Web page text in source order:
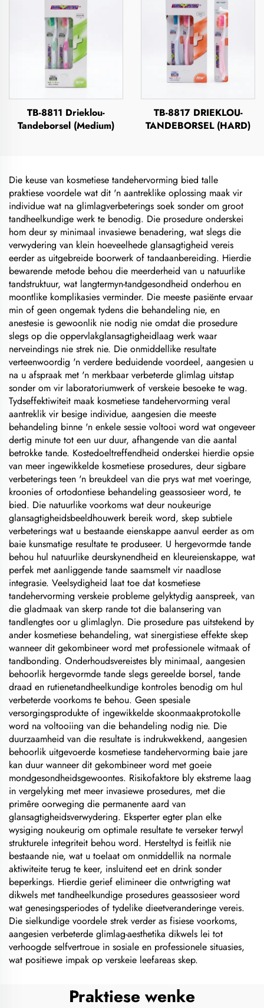
TB-8811 Drieklou-
Tandeborsel (Medium)
TB-8817 DRIEKLOU-
TANDEBORSEL (HARD)
Die keuse van kosmetiese tandehervorming bied talle
praktiese voordele wat dit 'n aantreklike oplossing maak vir
individue wat na glimlagverbeterings soek sonder om groot
tandheelkundige werk te benodig. Die prosedure onderskei
hom deur sy minimaal invasiewe benadering, wat slegs die
verwydering van klein hoeveelhede glansagtigheid vereis
eerder as uitgebreide boorwerk of tandaanbereiding. Hierdie
bewarende metode behou die meerderheid van u natuurlike
tandstruktuur, wat langtermyn-tandgesondheid onderhou en
moontlike komplikasies verminder. Die meeste pasiënte ervaar
min of geen ongemak tydens die behandeling nie, en
anestesie is gewoonlik nie nodig nie omdat die prosedure
slegs op die oppervlakglansagtigheidlaag werk waar
nerveindings nie strek nie. Die onmiddellike resultate
verteenwoordig 'n verdere beduidende voordeel, aangesien u
na u afspraak met 'n merkbaar verbeterde glimlag uitstap
sonder om vir laboratoriumwerk of verskeie besoeke te wag.
Tydseffektiwiteit maak kosmetiese tandehervorming veral
aantreklik vir besige individue, aangesien die meeste
behandeling binne 'n enkele sessie voltooi word wat ongeveer
dertig minute tot een uur duur, afhangende van die aantal
betrokke tande. Kostedoeltreffendheid onderskei hierdie opsie
van meer ingewikkelde kosmetiese prosedures, deur sigbare
verbeterings teen 'n breukdeel van die prys wat met voeringe,
kroonies of ortodontiese behandeling geassosieer word, te
bied. Die natuurlike voorkoms wat deur noukeurige
glansagtigheidsbeeldhouwerk bereik word, skep subtiele
verbeterings wat u bestaande eienskappe aanvul eerder as om
baie kunsmatige resultate te produseer. U hergevormde tande
behou hul natuurlike deurskynendheid en kleureienskappe, wat
perfek met aanliggende tande saamsmelt vir naadlose
integrasie. Veelsydigheid laat toe dat kosmetiese
tandehervorming verskeie probleme gelyktydig aanspreek, van
die gladmaak van skerp rande tot die balansering van
tandlengtes oor u glimlaglyn. Die prosedure pas uitstekend by
ander kosmetiese behandeling, wat sinergistiese effekte skep
wanneer dit gekombineer word met professionele witmaak of
tandbonding. Onderhoudsvereistes bly minimaal, aangesien
behoorlik hergevormde tande slegs gereelde borsel, tande
draad en rutienetandheelkundige kontroles benodig om hul
verbeterde voorkoms te behou. Geen spesiale
versorgingsprodukte of ingewikkelde skoonmaakprotokolle
word na voltooiing van die behandeling nodig nie. Die
duurzaamheid van die resultate is indrukwekkend, aangesien
behoorlik uitgevoerde kosmetiese tandehervorming baie jare
kan duur wanneer dit gekombineer word met goeie
mondgesondheidsgewoontes. Risikofaktore bly ekstreme laag
in vergelyking met meer invasiewe prosedures, met die
primêre oorweging die permanente aard van
glansagtigheidsverwydering. Eksperter egter plan elke
wysiging noukeurig om optimale resultate te verseker terwyl
strukturele integriteit behou word. Hersteltyd is feitlik nie
bestaande nie, wat u toelaat om onmiddellik na normale
aktiwiteite terug te keer, insluitend eet en drink sonder
beperkings. Hierdie gerief elimineer die ontwrigting wat
dikwels met tandheelkundige prosedures geassosieer word
wat genesingsperiodes of tydelike dieetveranderinge vereis.
Die sielkundige voordele strek verder as fisiese voorkoms,
aangesien verbeterde glimlag-aesthetika dikwels lei tot
verhoogde selfvertroue in sosiale en professionele situasies,
wat positiewe impak op verskeie leefareas skep.
Praktiese wenke